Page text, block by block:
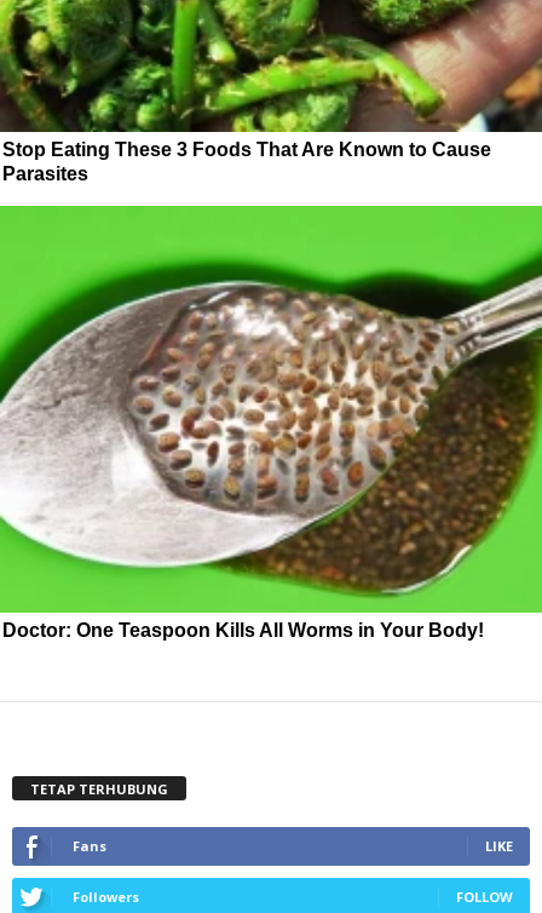
Stop Eating These 3 Foods That Are Known to Cause
Parasites
Doctor: One Teaspoon Kills All Worms in Your Body!
TETAP TERHUBUNG
Fans LIKE
Followers FOLLOW